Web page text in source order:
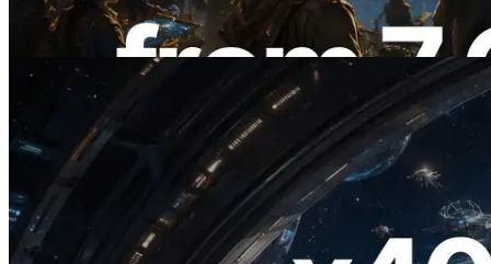
Lesen Sie diesen Artikel